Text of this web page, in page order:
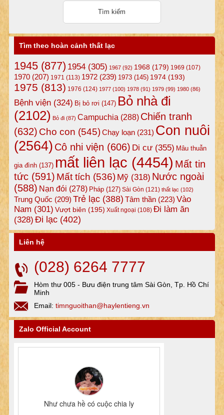
Tìm theo hoàn cảnh thất lạc
1945(877) 1954(305) 1967(92) 1968(179) 1969 (107)
1970(207) 1971 (113) 1972(239) 1973(145) 1974(193)
1975 (813) 1976 (124) 1977(100) 1978(91) 1979(99) 1980(86)
Bệnh viện(324) Bị bỏ rơi (147) Bỏ nhà đi
(2102) Bỏ đi(87) Campuchia (288) Chiến tranh
(632) Cho con (545)Chạy loạn(231) Con nuôi
(2564) Cô nhi viện (606) Di cư(355) Mâu thuẫn
gia đình(137) mất liên lạc (4454) Mất tin
tức(591) Mất tích (536) Mỹ(318) Nước ngoài
(588) Nạn đói (278) Pháp(127) Sài Gòn (121) thất lạc (102)
Trung Quốc (209) Trẻ lạc(388) Tâm thần(223) Vào
Nam (301) Vượt biên (195) Xuất ngoại (108) Đi làm ăn
(328) Đi lạc(402)
Liên hệ
(028) 6264 7777
Hòm thư 005 - Bưu điện trung tâm Sài Gòn, Tp. Hồ Chí
Minh
Email: timnguoithan@haylentieng.vn
Zalo Official Account